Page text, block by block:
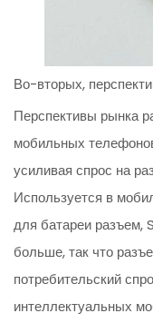
Во-вторых,
Перспективы рынка
мобильных
усиливая спрос на
Используется в
для батареи разъем,
больше, так что
потребительский
интеллектуальных